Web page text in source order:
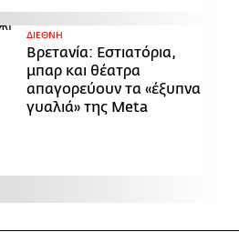
ΔΙΕΘΝΗ
Βρετανία: Εστιατόρια,
μπαρ και θέατρα
απαγορεύουν τα «έξυπνα
γυαλιά» της Meta